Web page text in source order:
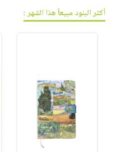
أكثر البنود مبيعاً هذا الشهر :